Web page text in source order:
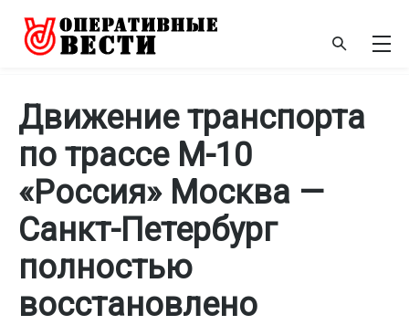
Движение транспорта
по трассе М-10
«Россия» Москва —
Санкт-Петербург
полностью
восстановлено